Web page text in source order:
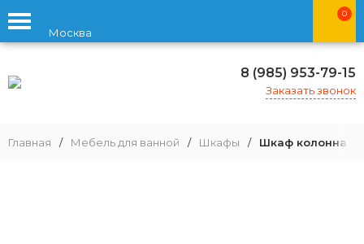
Москва
0
8 (985) 953-79-15
Заказать звонок
Главная / Мебель для ванной / Шкафы / Шкаф колонна